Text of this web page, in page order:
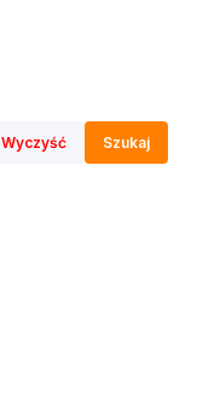
Wyczyść Szukaj